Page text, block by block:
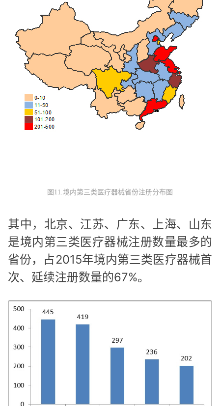
图11.境内第三类医疗器械省份注册分布图
其中，北京、江苏、广东、上海、山东
是境内第三类医疗器械注册数量最多的
省份，占2015年境内第三类医疗器械首
次、延续注册数量的67%。